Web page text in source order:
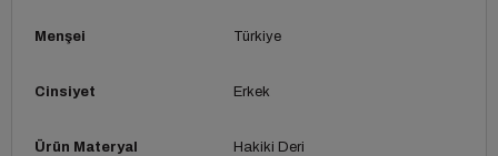
Menşei Türkiye
Cinsiyet Erkek
Ürün Materyal Hakiki Deri